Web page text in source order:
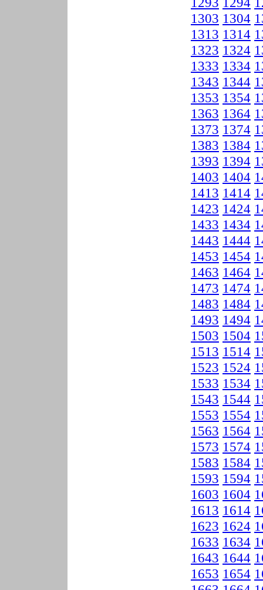
1303 1304
1313 1314
1323 1324
1333 1334
1343 1344
1353 1354
1363 1364
1373 1374
1383 1384
1393 1394
1403 1404
1413 1414
1423 1424
1433 1434
1443 1444
1453 1454
1463 1464
1473 1474
1483 1484
1493 1494
1503 1504
1513 1514
1523 1524
1533 1534
1543 1544
1553 1554
1563 1564
1573 1574
1583 1584
1593 1594
1603 1604
1613 1614
1623 1624
1633 1634
1643 1644
1653 1654